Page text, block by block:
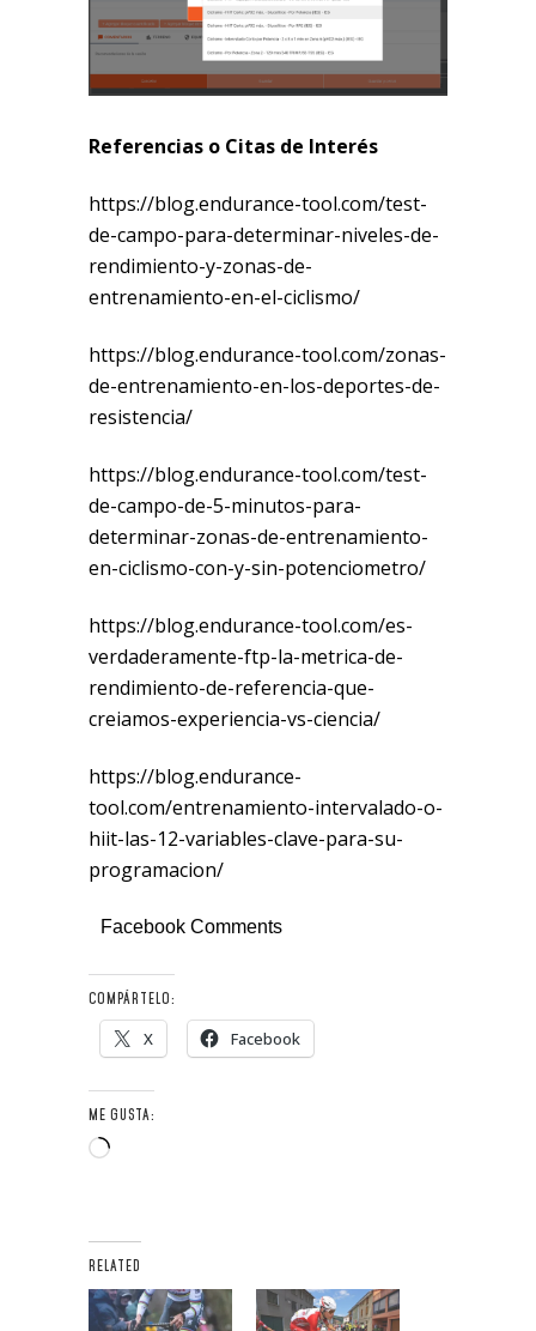
Referencias o Citas de Interés
https://blog.endurance-tool.com/test-
de-campo-para-determinar-niveles-de-
rendimiento-y-zonas-de-
entrenamiento-en-el-ciclismo/
https://blog.endurance-tool.com/zonas-
de-entrenamiento-en-los-deportes-de-
resistencia/
https://blog.endurance-tool.com/test-
de-campo-de-5-minutos-para-
determinar-zonas-de-entrenamiento-
en-ciclismo-con-y-sin-potenciometro/
https://blog.endurance-tool.com/es-
verdaderamente-ftp-la-metrica-de-
rendimiento-de-referencia-que-
creiamos-experiencia-vs-ciencia/
https://blog.endurance-
tool.com/entrenamiento-intervalado-o-
hiit-las-12-variables-clave-para-su-
programacion/
Facebook Comments
COMPÁRTELO:
X Facebook
ME GUSTA:
Cargando...
RELATED